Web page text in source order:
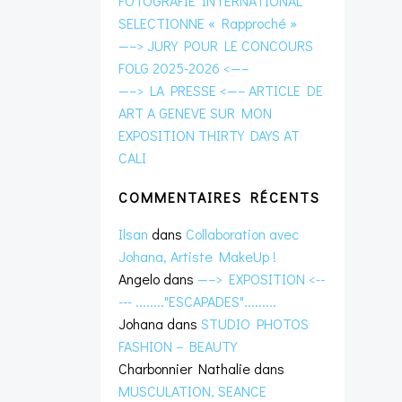
SELECTIONNE « Rapproché »
—–> JURY POUR LE CONCOURS
FOLG 2025-2026 <—–
—–> LA PRESSE <—– ARTICLE DE
ART A GENEVE SUR MON
EXPOSITION THIRTY DAYS AT
CALI
COMMENTAIRES RÉCENTS
Ilsan dans Collaboration avec
Johana, Artiste MakeUp !
Angelo dans —–> EXPOSITION <--
--- ........"ESCAPADES".........
Johana dans STUDIO PHOTOS
FASHION – BEAUTY
Charbonnier Nathalie dans
MUSCULATION, SEANCE